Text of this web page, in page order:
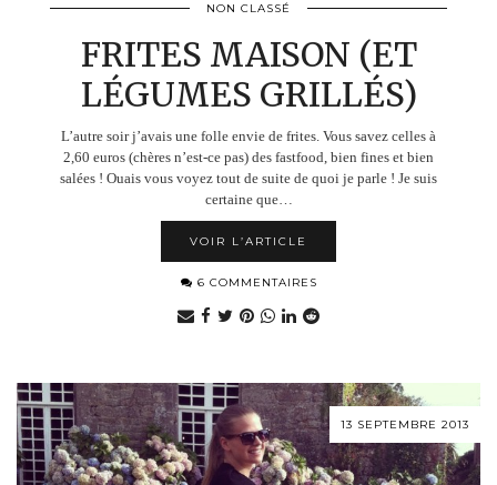
NON CLASSÉ
FRITES MAISON (ET
LÉGUMES GRILLÉS)
L’autre soir j’avais une folle envie de frites. Vous savez celles à
2,60 euros (chères n’est-ce pas) des fastfood, bien fines et bien
salées ! Ouais vous voyez tout de suite de quoi je parle ! Je suis
certaine que…
VOIR L’ARTICLE
6 COMMENTAIRES
13 SEPTEMBRE 2013